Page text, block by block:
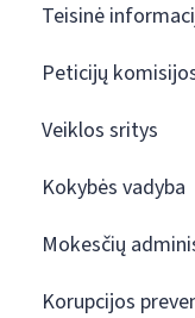
Teisinė
Peticijų
Veiklos sritys
Kokybės vadyba
Mokesčių
Korupcijos